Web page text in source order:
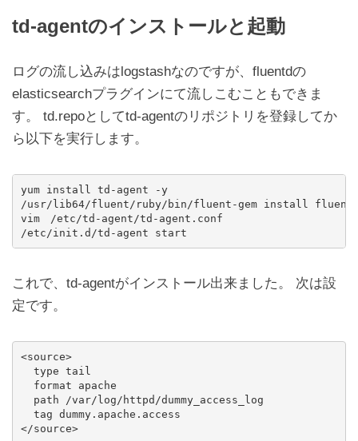
td-agentのインストールと起動
ログの流し込みはlogstashなのですが、fluentdの
elasticsearchプラグインにて流しこむこともできま
す。 td.repoとしてtd-agentのリポジトリを登録してか
ら以下を実行します。
yum install td-agent -y
/usr/lib64/fluent/ruby/bin/fluent-gem install fluent-
vim　/etc/td-agent/td-agent.conf
これで、td-agentがインストール出来ました。 次は設
定です。
<source>
  type tail
  format apache
  path /var/log/httpd/dummy_access_log
  tag dummy.apache.access
</source>